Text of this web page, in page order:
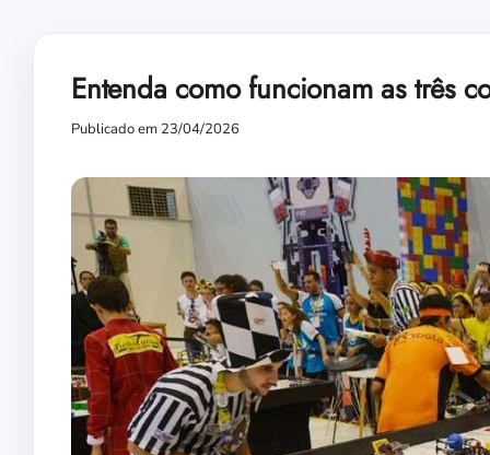
Entenda como funcionam as três
Publicado em 23/04/2026